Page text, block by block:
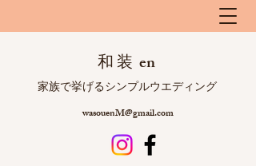
和 装 en
​ 家族で挙げるシンプルウエディング
wasouenM@gmail.com